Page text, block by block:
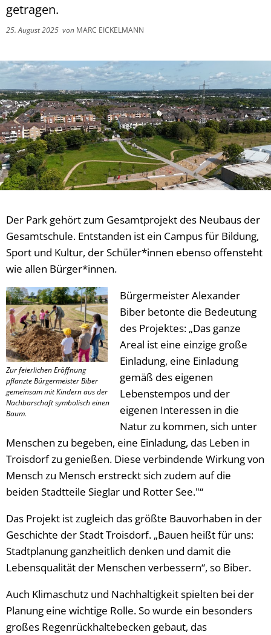
getragen.
25. August 2025 von MARC EICKELMANN
Der Park gehört zum Gesamtprojekt des Neubaus der
Gesamtschule. Entstanden ist ein Campus für Bildung,
Sport und Kultur, der Schüler*innen ebenso offensteht
wie allen Bürger*innen.
Zur feierlichen Eröffnung
pflanzte Bürgermeister Biber
gemeinsam mit Kindern aus der
Nachbarschaft symbolisch einen
Baum.
Bürgermeister Alexander
Biber betonte die Bedeutung
des Projektes: „Das ganze
Areal ist eine einzige große
Einladung, eine Einladung
gemäß des eigenen
Lebenstempos und der
eigenen Interessen in die
Natur zu kommen, sich unter
Menschen zu begeben, eine Einladung, das Leben in
Troisdorf zu genießen. Diese verbindende Wirkung von
Mensch zu Mensch erstreckt sich zudem auf die
beiden Stadtteile Sieglar und Rotter See."“
Das Projekt ist zugleich das größte Bauvorhaben in der
Geschichte der Stadt Troisdorf. „Bauen heißt für uns:
Stadtplanung ganzheitlich denken und damit die
Lebensqualität der Menschen verbessern“, so Biber.
Auch Klimaschutz und Nachhaltigkeit spielten bei der
Planung eine wichtige Rolle. So wurde ein besonders
großes Regenrückhaltebecken gebaut, das